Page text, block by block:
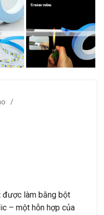
được làm bằng bột
– một hỗn hợp của